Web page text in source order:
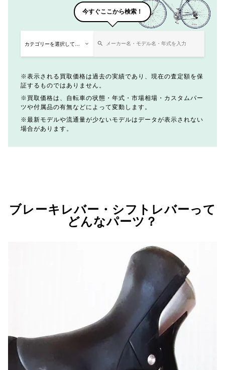
今すぐここから検索！
表示される買取価格は過去の実績であり、現在の査定額を保
証するものではありません。
買取価格は、自転車の状態・年式・市場相場・カスタムパー
ツや付属品の有無などによって変動します。
最新モデルや流通量が少ないモデルはデータが表示されない
場合があります。
ブレーキレバー・シフトレバーって
どんなパーツ？